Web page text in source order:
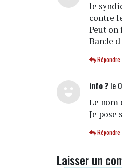
le
contre
Peut on
Bande
Répondre
info ? le
Le nom
Je
Répondre
Laisser un